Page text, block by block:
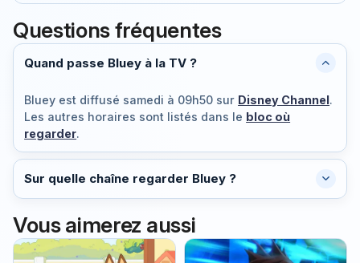
Questions fréquentes
Quand passe Bluey à la TV ?
Bluey est diffusé samedi à 09h50 sur Disney Channel.
Les autres horaires sont listés dans le bloc où
regarder.
Sur quelle chaîne regarder Bluey ?
Vous aimerez aussi